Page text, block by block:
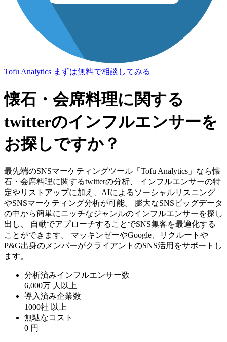
Tofu Analytics まずは無料で相談してみる
懐石・会席料理に関する
twitterのインフルエンサーを
お探しですか？
最先端のSNSマーケティングツール「Tofu Analytics」なら懐
石・会席料理に関するtwitterの分析、 インフルエンサーの特
定やリストアップに加え、AIによるソーシャルリスニング
やSNSマーケティング分析が可能。 膨大なSNSビッグデータ
の中から簡単にニッチなジャンルのインフルエンサーを探し
出し、 自動でアプローチすることでSNS集客を最適化する
ことができます。 マッキンゼーやGoogle、リクルートや
P&G出身のメンバーがクライアントのSNS活用をサポートし
ます。
分析済みインフルエンサー数
6,000万 人以上
導入済み企業数
1000社 以上
無駄なコスト
0 円